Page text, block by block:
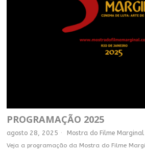
PROGRAMAÇÃO 2025
agosto 28, 2025 Mostra do Filme Marginal
Veja a programação da Mostra do Filme